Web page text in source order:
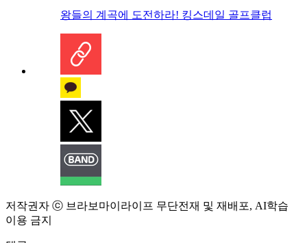
왕들의 계곡에 도전하라! 킹스데일 골프클럽
저작권자 ⓒ 브라보마이라이프 무단전재 및 재배포, AI학습
이용 금지